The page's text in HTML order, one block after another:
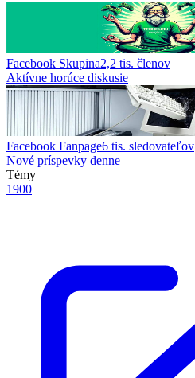
Facebook Skupina2,2 tis. členov
Aktívne horúce diskusie
Facebook Fanpage6 tis. sledovateľov
Nové príspevky denne
Témy
1900